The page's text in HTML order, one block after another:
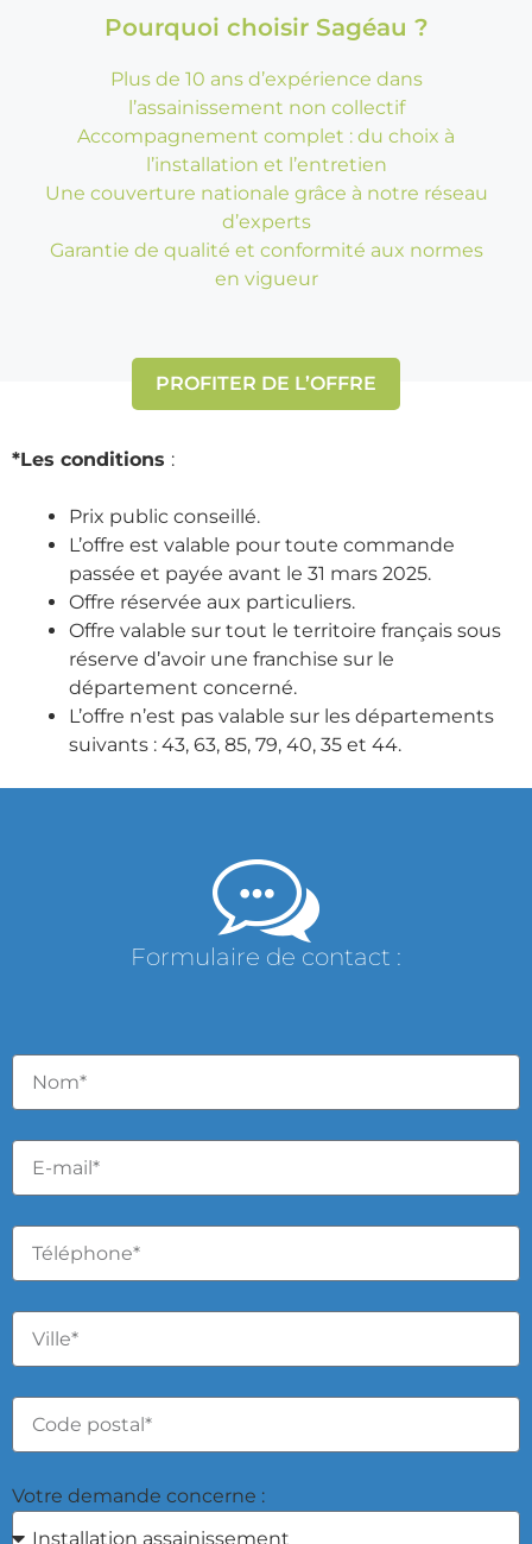
Pourquoi choisir Sagéau ?
Plus de 10 ans d’expérience dans
l’assainissement non collectif
Accompagnement complet : du choix à
l’installation et l’entretien
Une couverture nationale grâce à notre réseau
d’experts
Garantie de qualité et conformité aux normes
en vigueur
PROFITER DE L’OFFRE
*Les conditions :
Prix public conseillé.
L’offre est valable pour toute commande
passée et payée avant le 31 mars 2025.
Offre réservée aux particuliers.
Offre valable sur tout le territoire français sous
réserve d’avoir une franchise sur le
département concerné.
L’offre n’est pas valable sur les départements
suivants : 43, 63, 85, 79, 40, 35 et 44.
Formulaire de contact :
Votre demande concerne :